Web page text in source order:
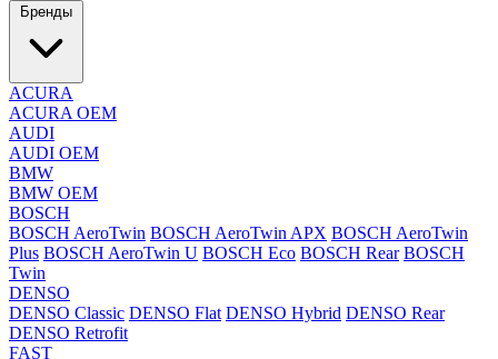
Бренды
ACURA
ACURA OEM
AUDI
AUDI OEM
BMW
BMW OEM
BOSCH
BOSCH AeroTwin BOSCH AeroTwin APX BOSCH AeroTwin
Plus BOSCH AeroTwin U BOSCH Eco BOSCH Rear BOSCH
Twin
DENSO
DENSO Classic DENSO Flat DENSO Hybrid DENSO Rear
DENSO Retrofit
FAST